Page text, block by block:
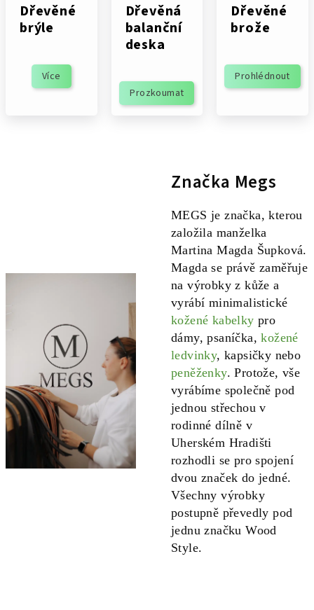
Dřevěné
brýle
Více
Dřevěná
balanční
deska
Prozkoumat
Dřevěné
brože
Prohlédnout
Značka Megs
MEGS je značka, kterou
založila manželka
Martina Magda Šupková.
Magda se právě zaměřuje
na výrobky z kůže a
vyrábí minimalistické
kožené kabelky pro
dámy, psaníčka,kožené
ledvinky, kapsičky nebo
peněženky. Protože, vše
vyrábíme společně pod
jednou střechou v
rodinné dílně v
Uherském Hradišti
rozhodli se pro spojení
dvou značek do jedné.
Všechny výrobky
postupně převedly pod
jednu značku Wood
Style.